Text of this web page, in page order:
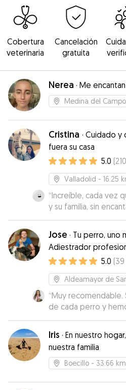
Cobertura
veterinaria
Cancelación
gratuita
Nerea · Me
Medina del Campo
Cristina · Cuidado y
fuera su casa
5.0 (210
Valladolid - 16.25
“Increíble, cada vez
y su familia, sin
Jose · Tu perro, uno
Adiestrador
5.0 (39
Aldeamayor de
“Muy recomendable.
de cada perro y
tiempo que
además te mantiene
agotados de tanto
Iris · En nuestro
nuestra familia
Boecillo - 33.66 km